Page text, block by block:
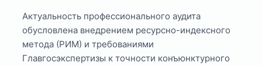
Актуальность профессионального аудита
обусловлена внедрением ресурсно-индексного
метода (РИМ) и требованиями
Главгосэкспертизы к точности конъюнктурного